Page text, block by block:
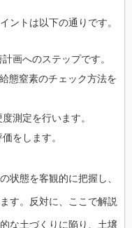
ントは以下の通りです。
画へのステップです。
態窒素のチェック方法を
測定を行います。
をします。
状態を客観的に把握し、
す。反対に、ここで解説
な土づくりに陥り、土壌